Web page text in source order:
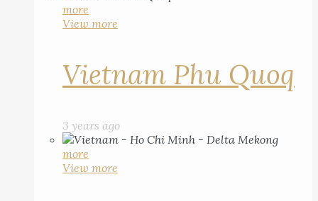
more
View more
Vietnam Phu Quoq
3 years ago
more
View more